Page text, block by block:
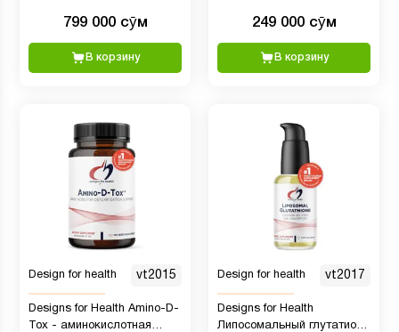
+ Horny Goat Weed -
травяная добавка для
поддержания нормального
799 000 сӯм
В корзину
старения, мышечной
целостности, энергии +
гормонального синтеза, 60
249 000 сӯм
В корзину
Design for health vt2015
Designs for Health Amino-D-
Tox - аминокислотная
Design for health vt2017
Designs for Health
Липосомальный глутатион